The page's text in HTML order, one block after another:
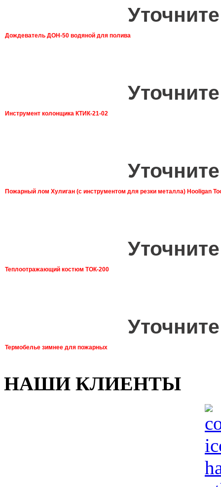
Дождеватель ДОН-50 водяной для полива
Инструмент колонщика КТИК-21-02
Пожарный лом Хулиган (с инструментом для резки металла) Hooligan
Теплоотражающий костюм ТОК-200
Термобелье зимнее для пожарных
НАШИ КЛИЕНТЫ